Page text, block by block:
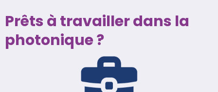
Prêts à travailler dans la
photonique ?